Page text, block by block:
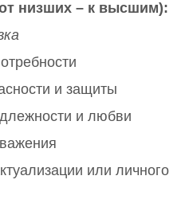
низших – к высшим):
и защиты
и любви
или личного